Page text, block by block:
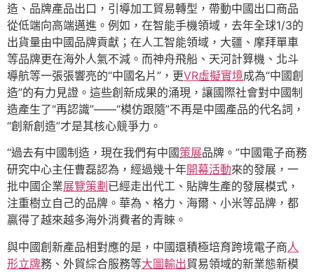
造、品牌產品出口，引導加工貿易轉型，帶動中國出口商品
從低端向高端邁進。例如，在智能手機領域，去年全球1/3的
出貨量由中國品牌貢獻；在人工智能領域，大疆、摩拜單車
等品牌更在海外人氣不減。而神舟飛船、天河計算機、北斗
導航等一張張響亮的“中國名片”，更VR虛擬實境成為“中國創
造”的有力見證。這些創新成果的涌現，讓國際社會對中國制
造產生了“再認識”——“模仿跟隨”不再是中國產品的代名詞，
“創新創造”才是其核心競爭力。
“過去有中國制造，現在我們有中國策展品牌。”中國電子商務
研究中心主任曹磊認為，經過幾十年開幕活動來的發展，一
批中國企業展覽策劃 已經走出代工、貼牌生產的發展模式，
注重樹立自己的品牌。華為、格力、海爾、小米等品牌，都
贏得了越來越多海外消費者的青睞。
與中國創新產品相對應的是，中國還積極培育跨境電子商人
形立牌務、外貿綜合服務等大圖輸出貿易領域的新業態新模